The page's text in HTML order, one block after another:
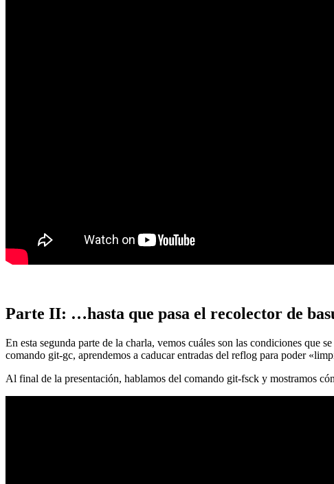
Parte II: …hasta que pasa el recolector de
En esta segunda parte de la charla, vemos cuáles son las condiciones que
comando git-gc, aprendemos a caducar entradas del reflog para poder
Al final de la presentación, hablamos del comando git-fsck y mostramos